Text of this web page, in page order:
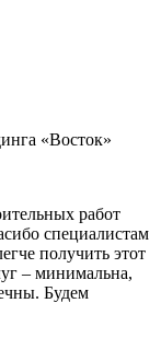
«Восток»
работ
специалистам
получить этот
– минимальна,
Будем